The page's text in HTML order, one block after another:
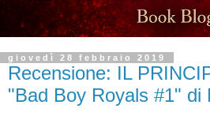
giovedì 28 febbraio 2019
Recensione: IL
"Bad Boy Royals #1" di